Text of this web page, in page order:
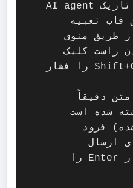
به پایین صفحه تاریک AI agent
قاب تعبیه
طریق منوی
راست کلیک
کنید یا Shift+Ctrl+V را فشار
دقیقاً
شده است
فرود
ارسال
مأموریت، یک بار Enter را